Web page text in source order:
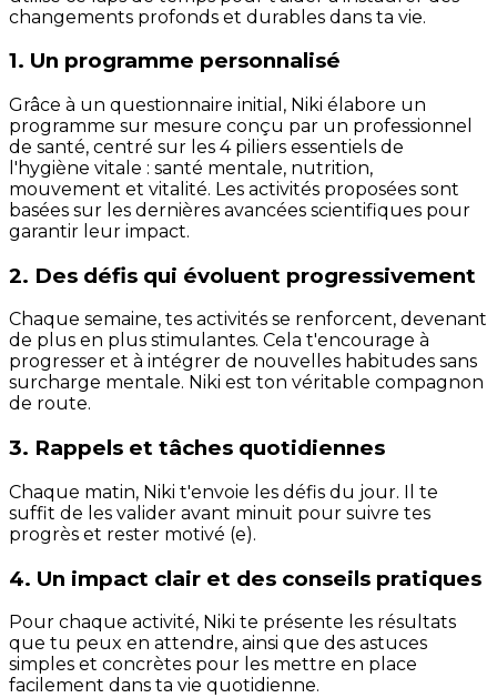
changements profonds et durables dans ta vie.
1. Un programme personnalisé
Grâce à un questionnaire initial, Niki élabore un
programme sur mesure conçu par un professionnel
de santé, centré sur les 4 piliers essentiels de
l'hygiène vitale : santé mentale, nutrition,
mouvement et vitalité. Les activités proposées sont
basées sur les dernières avancées scientifiques pour
garantir leur impact.
2. Des défis qui évoluent progressivement
Chaque semaine, tes activités se renforcent, devenant
de plus en plus stimulantes. Cela t'encourage à
progresser et à intégrer de nouvelles habitudes sans
surcharge mentale. Niki est ton véritable compagnon
de route.
3. Rappels et tâches quotidiennes
Chaque matin, Niki t'envoie les défis du jour. Il te
suffit de les valider avant minuit pour suivre tes
progrès et rester motivé (e).
4. Un impact clair et des conseils pratiques
Pour chaque activité, Niki te présente les résultats
que tu peux en attendre, ainsi que des astuces
simples et concrètes pour les mettre en place
facilement dans ta vie quotidienne.